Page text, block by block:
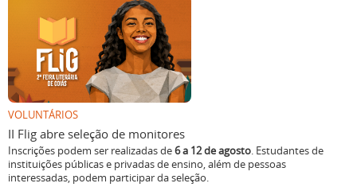
VOLUNTÁRIOS
II Flig abre seleção de monitores
Inscrições podem ser realizadas de6 a 12 de agosto. Estudantes de
instituições públicas e privadas de ensino, além de pessoas
interessadas, podem participar da seleção.